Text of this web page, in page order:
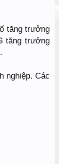
tăng trưởng
tăng trưởng
nghiệp. Các